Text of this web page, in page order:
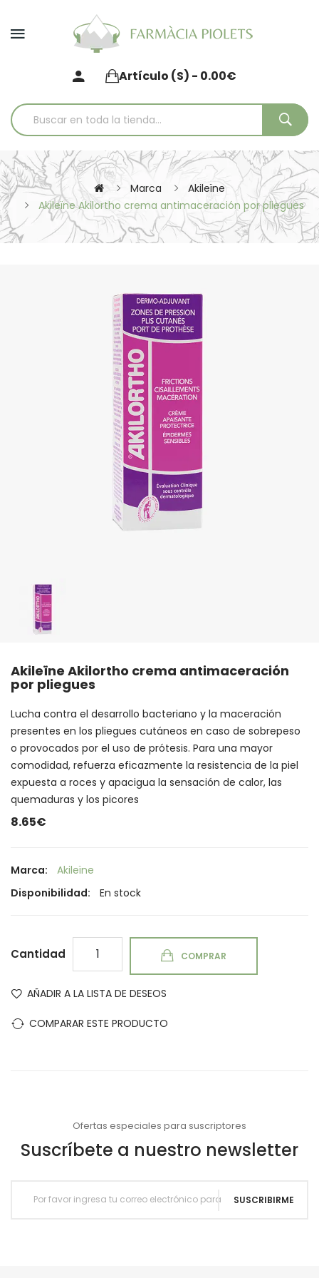
Artículo (s) - 0.00€
Marca
Akileïne
Akileïne Akilortho crema antimaceración por pliegues
Akileïne Akilortho crema antimaceración
por pliegues
Lucha contra el desarrollo bacteriano y la maceración
presentes en los pliegues cutáneos en caso de sobrepeso
o provocados por el uso de prótesis. Para una mayor
comodidad, refuerza eficazmente la resistencia de la piel
expuesta a roces y apacigua la sensación de calor, las
quemaduras y los picores
8.65€
Marca:
Akileïne
Disponibilidad:
En stock
Cantidad COMPRAR
AÑADIR A LA LISTA DE DESEOS
COMPARAR ESTE PRODUCTO
Ofertas especiales para suscriptores
Suscríbete a nuestro newsletter
SUSCRIBIRME